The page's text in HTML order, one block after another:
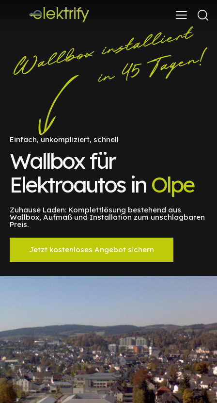
Einfach, unkompliziert, schnell
Wallbox für
Elektroautos in Olpe
Zuhause Laden: Komplettlösung bestehend aus
Wallbox, Aufmaß und Installation zum unschlagbaren
Preis.
Jetzt kostenloses Angebot sichern